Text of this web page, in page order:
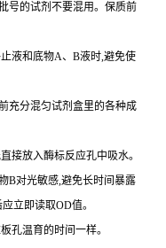
号的试剂不要混用。保质前
液和底物A、 B液时,避免使
充分混匀试剂盒里的各种成
接放入酶标反应孔中吸水。
B对光敏感,避免长时间暴露
立即读取OD值。
孔温育的时间一样。